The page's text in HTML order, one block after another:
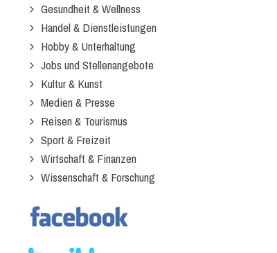
Gesundheit & Wellness
Handel & Dienstleistungen
Hobby & Unterhaltung
Jobs und Stellenangebote
Kultur & Kunst
Medien & Presse
Reisen & Tourismus
Sport & Freizeit
Wirtschaft & Finanzen
Wissenschaft & Forschung